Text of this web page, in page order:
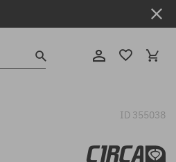
ID 355038